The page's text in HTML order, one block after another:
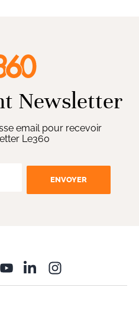
Newsletter
email pour recevoir
Le360
ENVOYER